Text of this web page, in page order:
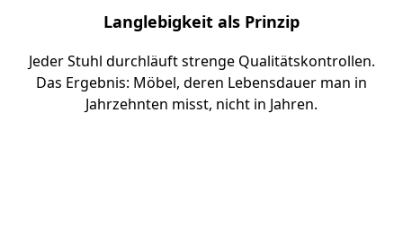
Langlebigkeit als Prinzip
Jeder Stuhl durchläuft strenge Qualitätskontrollen.
Das Ergebnis: Möbel, deren Lebensdauer man in
Jahrzehnten misst, nicht in Jahren.